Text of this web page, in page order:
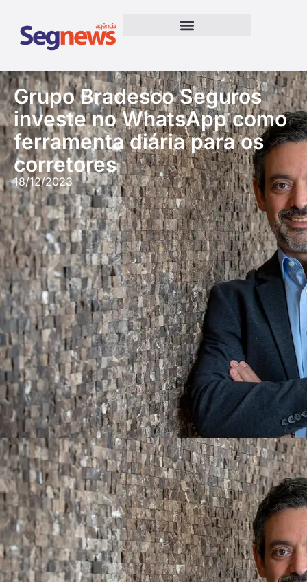
Grupo Bradesco Seguros
investe no WhatsApp como
ferramenta diária para os
corretores
18/12/2023